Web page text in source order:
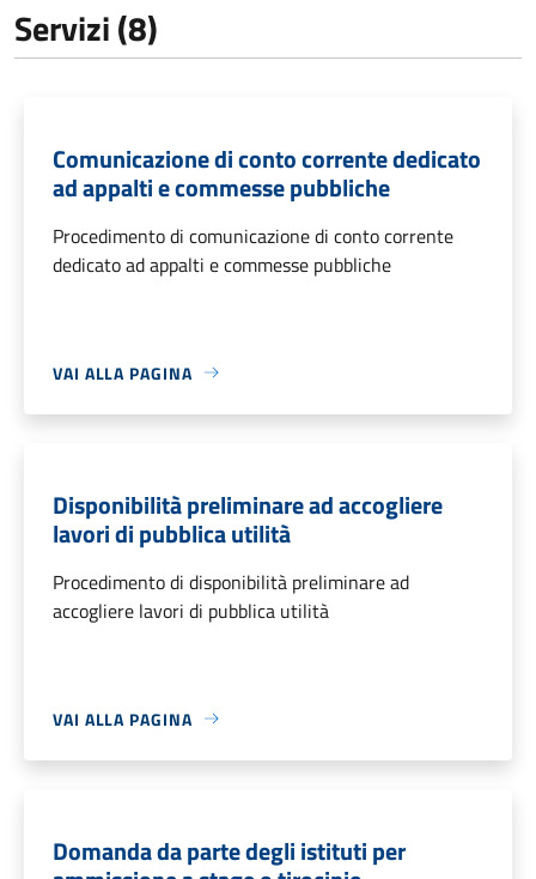
Servizi (8)
Comunicazione di conto corrente dedicato
ad appalti e commesse pubbliche
Procedimento di comunicazione di conto corrente
dedicato ad appalti e commesse pubbliche
VAI ALLA PAGINA
Disponibilità preliminare ad accogliere
lavori di pubblica utilità
Procedimento di disponibilità preliminare ad
accogliere lavori di pubblica utilità
VAI ALLA PAGINA
Domanda da parte degli istituti per